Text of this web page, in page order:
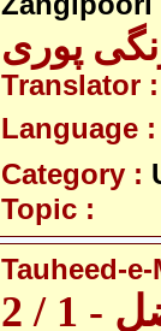
پوری
Translator :
Language :
Category :
Topic :
Tauheed-
1 / 2